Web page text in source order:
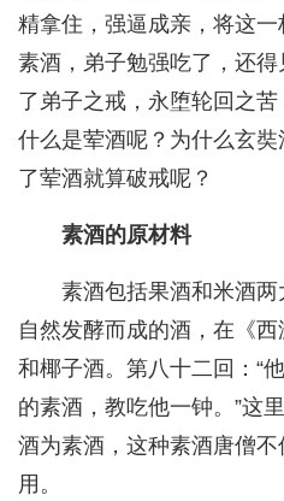
精拿住，强逼成亲，将这
素酒，弟子勉强吃了，还
了弟子之戒，永堕轮回之苦
什么是荤酒呢？为什么玄
了荤酒就算破戒呢？
素酒的原材料
素酒包括果酒和米酒
自然发酵而成的酒，在《
和椰子酒。第八十二回：“
的素酒，教吃他一钟。”这
酒为素酒，这种素酒唐僧
用。